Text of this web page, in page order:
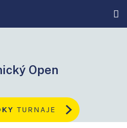
Open
TURNAJE